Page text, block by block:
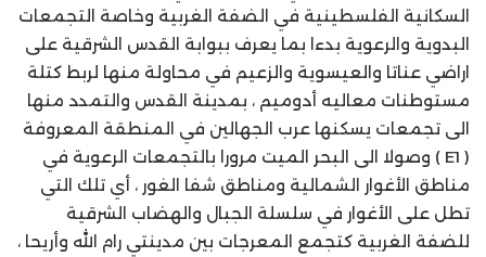
السكانية الفلسطينية في الضفة الغربية وخاصة التجمعات
البدوية والرعوية بدءا بما يعرف ببوابة القدس الشرقية على
اراضي عناتا والعيسوية والزعيم في محاولة منها لربط كتلة
مستوطنات معاليه أدوميم ، بمدينة القدس والتمدد منها
الى تجمعات يسكنها عرب الجهالين في المنطقة المعروفة
( E1 ) وصولا الى البحر الميت مرورا بالتجمعات الرعوية في
مناطق الأغوار الشمالية ومناطق شفا الغور ، أي تلك التي
تطل على الأغوار في سلسلة الجبال والهضاب الشرقية
للضفة الغربية كتجمع المعرجات بين مدينتي رام الله وأريحا ،